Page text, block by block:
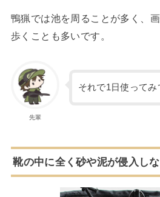
鴨猟では池を周ることが多く、
歩くことも多いです。
先輩
それで1日使ってみ
靴の中に全く砂や泥が侵入しな